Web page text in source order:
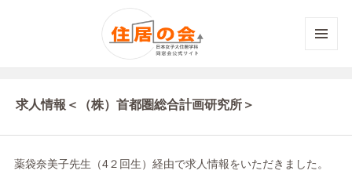
求人情報＜（株）首都圏総合計画研究所＞
薬袋奈美子先生（4２回生）経由で求人情報をいただきました。